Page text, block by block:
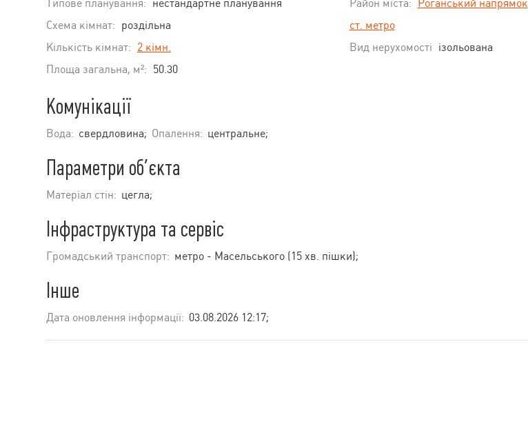
Типове планування: нестандартне планування
Схема кімнат: роздільна
Кількість кімнат: 2 кімн.
Площа загальна, м²: 50.30
Район міста: Роганський напрямок
ст. метро
Вид нерухомості ізольована
Комунікації
Вода: свердловина; Опалення: центральне;
Параметри об’єкта
Матеріал стін: цегла;
Інфраструктура та сервіс
Громадський транспорт: метро - Масельського (15 хв. пішки);
Інше
Дата оновлення інформації: 03.08.2026 12:17;